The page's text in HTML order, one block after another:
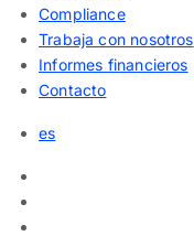
Compliance
Trabaja con nosotros
Informes financieros
Contacto
es